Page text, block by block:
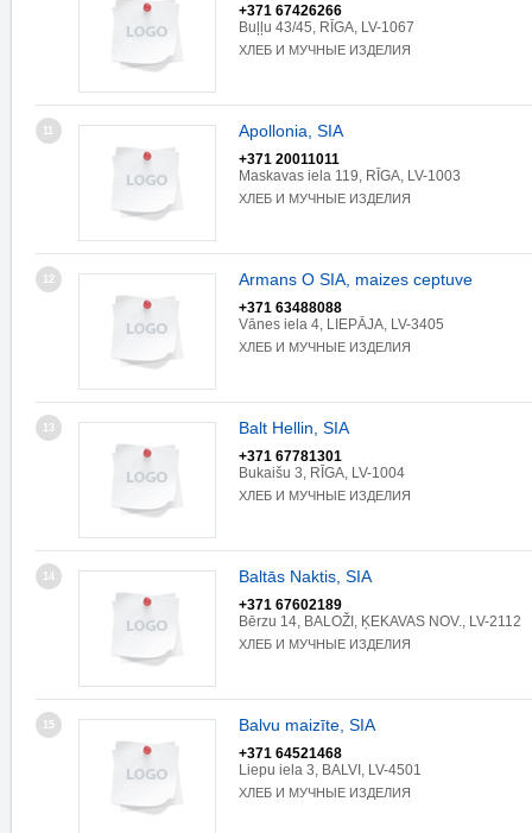
+371 67426266
Buļļu 43/45, RĪGA, LV-1067
ХЛЕБ И МУЧНЫЕ ИЗДЕЛИЯ
11 Apollonia, SIA
+371 20011011
Maskavas iela 119, RĪGA, LV-1003
ХЛЕБ И МУЧНЫЕ ИЗДЕЛИЯ
12 Armans O SIA, maizes ceptuve
+371 63488088
Vānes iela 4, LIEPĀJA, LV-3405
ХЛЕБ И МУЧНЫЕ ИЗДЕЛИЯ
13 Balt Hellin, SIA
+371 67781301
Bukaišu 3, RĪGA, LV-1004
ХЛЕБ И МУЧНЫЕ ИЗДЕЛИЯ
14 Baltās Naktis, SIA
+371 67602189
Bērzu 14, BALOŽI, ĶEKAVAS NOV., LV-2112
ХЛЕБ И МУЧНЫЕ ИЗДЕЛИЯ
15 Balvu maizīte, SIA
+371 64521468
Liepu iela 3, BALVI, LV-4501
ХЛЕБ И МУЧНЫЕ ИЗДЕЛИЯ